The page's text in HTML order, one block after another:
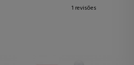
1 revisões